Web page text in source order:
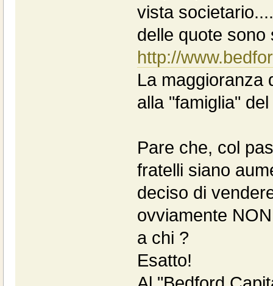
vista societario....
delle quote sono
http://
La maggioranza
alla "famiglia"
Pare che, col
fratelli siano
deciso di
ovviamente
a chi ?
Esatto!